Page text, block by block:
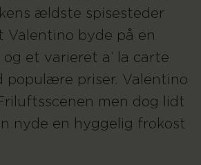
ældste spisesteder
Valentino byde på en
et varieret a’ la carte
populære priser. Valentino
men dog lidt
nyde en hyggelig frokost